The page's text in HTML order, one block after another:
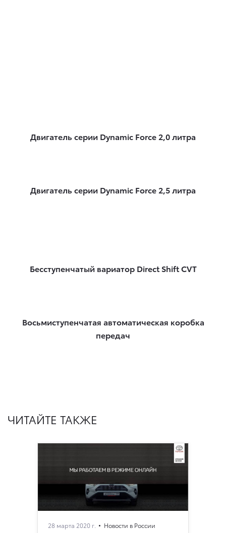
Двигатель серии Dynamic Force 2,0 литра
Двигатель серии Dynamic Force 2,5 литра
Бесступенчатый вариатор Direct Shift CVT
Восьмиступенчатая автоматическая коробка
передач
ЧИТАЙТЕ ТАКЖЕ
28 марта 2020 г. Новости в России